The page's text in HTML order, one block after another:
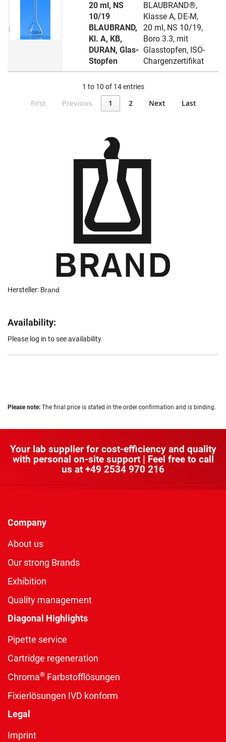
Hersteller: Brand
Availability:
Please log in to see availability
20 ml, NS
10/19
BLAUBRAND,
Kl. A, KB,
DURAN, Glas-
Stopfen
BLAUBRAND®,
Klasse A, DE-M,
20 ml, NS 10/19,
Boro 3.3, mit
Glasstopfen, ISO-
Chargenzertifikat
1 to 10 of 14 entries
First Previous 1 2 Next Last
Please note: The final price is stated in the order confirmation and is binding.
Your lab supplier for cost-efficiency and quality
with personal on-site support | Feel free to call
us at +49 2534 970 216
Company
About us
Our strong Brands
Exhibition
Quality management
Diagonal Highlights
Pipette service
Cartridge regeneration
Chroma® Farbstofflösungen
Fixierlösungen IVD konform
Legal
Imprint